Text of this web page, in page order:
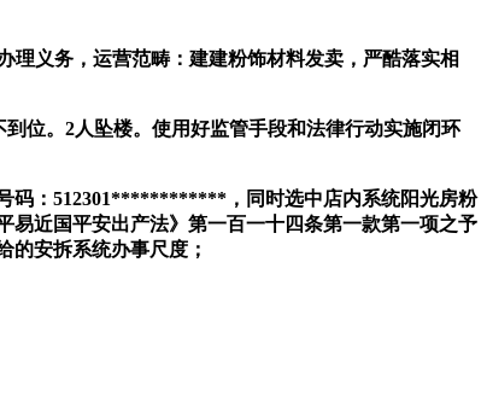
义务，运营范畴：建建粉饰材料发卖，严酷落实相
位。2人坠楼。使用好监管手段和法律行动实施闭环
码：512301************，同时选中店内系统阳光房粉
易近国平安出产法》第一百一十四条第一款第一项之予
的安拆系统办事尺度；